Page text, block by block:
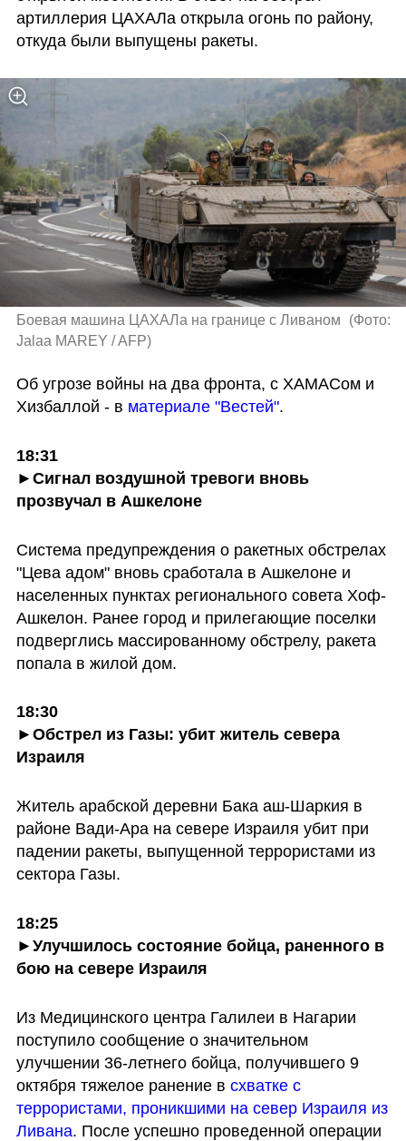
артиллерия ЦАХАЛа открыла огонь по району,
откуда были выпущены ракеты.
Боевая машина ЦАХАЛа на границе с Ливаном (Фото:
Jalaa MAREY / AFP)
Об угрозе войны на два фронта, с ХАМАСом и
Хизбаллой - в материале "Вестей".
18:31
►Сигнал воздушной тревоги вновь
прозвучал в Ашкелоне
Система предупреждения о ракетных обстрелах
"Цева адом" вновь сработала в Ашкелоне и
населенных пунктах регионального совета Хоф-
Ашкелон. Ранее город и прилегающие поселки
подверглись массированному обстрелу, ракета
попала в жилой дом.
18:30
►Обстрел из Газы: убит житель севера
Израиля
Житель арабской деревни Бака аш-Шаркия в
районе Вади-Ара на севере Израиля убит при
падении ракеты, выпущенной террористами из
сектора Газы.
18:25
►Улучшилось состояние бойца, раненного в
бою на севере Израиля
Из Медицинского центра Галилеи в Нагарии
поступило сообщение о значительном
улучшении 36-летнего бойца, получившего 9
октября тяжелое ранение в схватке с
террористами, проникшими на север Израиля из
Ливана. После успешно проведенной операции